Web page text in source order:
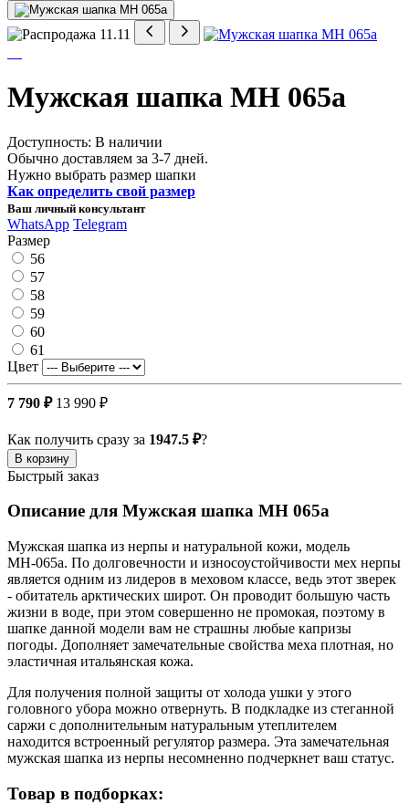
Мужская шапка МН 065а
Доступность: В наличии
Обычно доставляем за 3-7 дней.
Нужно выбрать размер шапки
Как определить свой размер
Ваш личный консультант
WhatsApp Telegram
Размер
56
57
58
59
60
61
Цвет
7 790 ₽ 13 990 ₽
Как получить сразу за 1947.5 ₽?
В корзину
Быстрый заказ
Описание для Мужская шапка МН 065а
Мужская шапка из нерпы и натуральной кожи, модель
МН-065а. По долговечности и износоустойчивости мех нерпы
является одним из лидеров в меховом классе, ведь этот зверек
- обитатель арктических широт. Он проводит большую часть
жизни в воде, при этом совершенно не промокая, поэтому в
шапке данной модели вам не страшны любые капризы
погоды. Дополняет замечательные свойства меха плотная, но
эластичная итальянская кожа.
Для получения полной защиты от холода ушки у этого
головного убора можно отвернуть. В подкладке из стеганной
саржи с дополнительным натуральным утеплителем
находится встроенный регулятор размера. Эта замечательная
мужская шапка из нерпы несомненно подчеркнет ваш статус.
Товар в подборках: